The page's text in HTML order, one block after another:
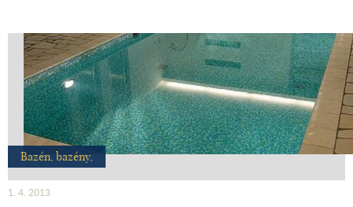
Bazén, bazény,
1. 4. 2013